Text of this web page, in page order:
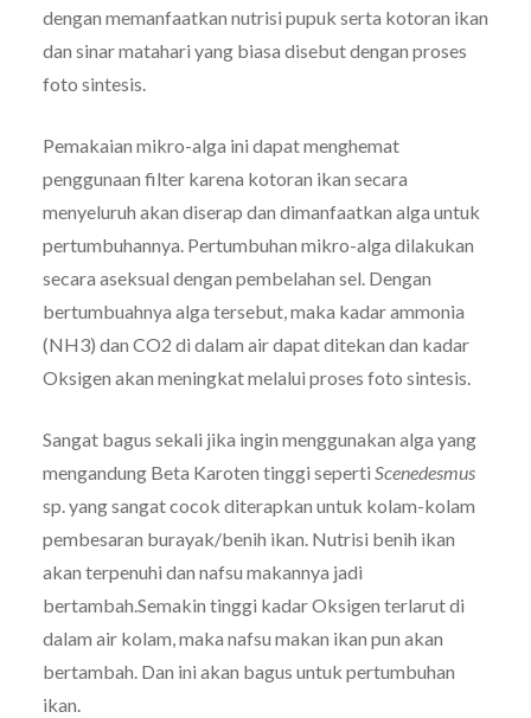
dengan memanfaatkan nutrisi pupuk serta kotoran ikan
dan sinar matahari yang biasa disebut dengan proses
foto sintesis.
Pemakaian mikro-alga ini dapat menghemat
penggunaan filter karena kotoran ikan secara
menyeluruh akan diserap dan dimanfaatkan alga untuk
pertumbuhannya. Pertumbuhan mikro-alga dilakukan
secara aseksual dengan pembelahan sel. Dengan
bertumbuahnya alga tersebut, maka kadar ammonia
(NH3) dan CO2 di dalam air dapat ditekan dan kadar
Oksigen akan meningkat melalui proses foto sintesis.
Sangat bagus sekali jika ingin menggunakan alga yang
mengandung Beta Karoten tinggi seperti Scenedesmus
sp. yang sangat cocok diterapkan untuk kolam-kolam
pembesaran burayak/benih ikan. Nutrisi benih ikan
akan terpenuhi dan nafsu makannya jadi
bertambah.Semakin tinggi kadar Oksigen terlarut di
dalam air kolam, maka nafsu makan ikan pun akan
bertambah. Dan ini akan bagus untuk pertumbuhan
ikan.